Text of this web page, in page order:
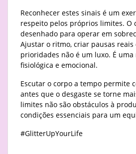
Reconhecer estes sinais é um
respeito pelos próprios limites. O
desenhado para operar em
Ajustar o ritmo, criar pausas reais
prioridades não é um luxo. É uma
fisiológica e emocional.
Escutar o corpo a tempo permite
antes que o desgaste se torne
limites não são obstáculos à
condições essenciais para um
#GlitterUpYourLife